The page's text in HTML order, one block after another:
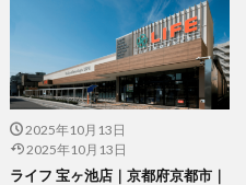
2025年10月13日
2025年10月13日
ライフ 宝ヶ池店｜京都府京都市｜